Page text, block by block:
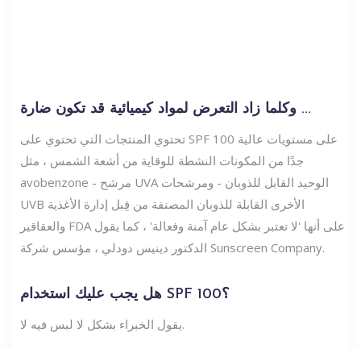
وكلما زاد التعرض لمواد كيميائية قد تكون ضارة ...
تحتوي المنتجات التي تحتوي على SPF 100 على مستويات عالية
جدًا من المكونات النشطة للوقاية من أشعة الشمس ، مثل
avobenzone - مرشح UVA الوحيد القابل للذوبان - ومرشحات
UVB الأخرى القابلة للذوبان المصنفة من قِبل إدارة الأغذية
والعقاقير FDA على أنها 'لا تعتبر بشكل عام آمنة وفعالة' ، كما يقول
الدكتور دينيس دودلي ، مؤسس شركة Sunscreen Company.
هل يجب عليك استخدام SPF 100؟
يقول الخبراء بشكل لا لبس فيه لا.